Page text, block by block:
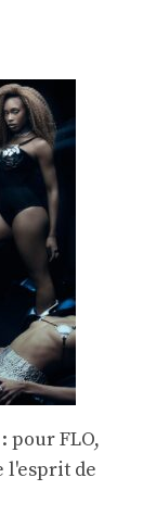
pour FLO,
l'esprit de